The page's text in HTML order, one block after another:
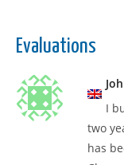
Evaluations
I
two
has